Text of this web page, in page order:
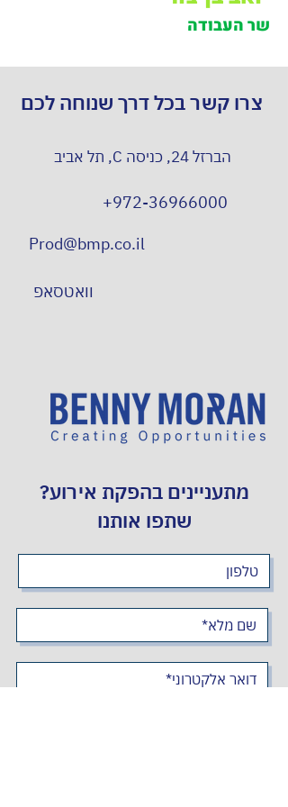
שר העבודה
צרו קשר בכל דרך שנוחה לכם
הברזל 24, כניסה C, תל אביב
+972-36966000
Prod@bmp.co.il
וואטסאפ
מתעניינים בהפקת אירוע?
שתפו אותנו